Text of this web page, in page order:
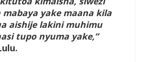
yake maana kila
aishije lakini muhimu
tupo nyuma yake,”